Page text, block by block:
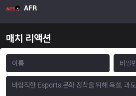
AFR
매치 리액션